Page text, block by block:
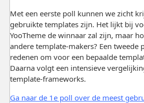
Met een eerste poll kunnen we zicht
gebruikte templates zijn. Het lijkt bij
YooTheme de winnaar zal zijn, maar
andere template-makers? Een tweede
redenen om voor een bepaalde
Daarna volgt een intensieve
template-frameworks.
Ga naar de 1e poll over de meest